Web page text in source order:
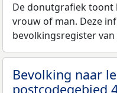
De donutgrafiek toont
vrouw of man. Deze
bevolkingsregister
Bevolking naar
postcodegebied